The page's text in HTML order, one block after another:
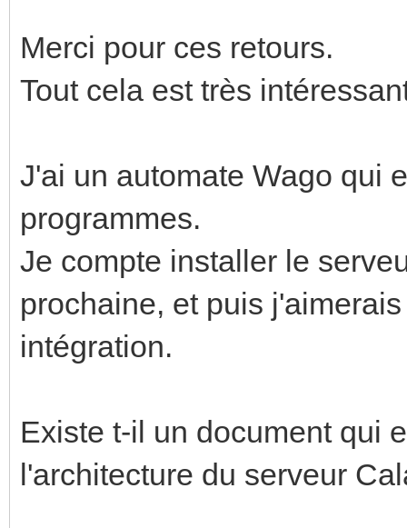
Merci pour ces retours.
Tout cela est très
J'ai un automate Wago qui
programmes.
Je compte installer le
prochaine, et puis
intégration.
Existe t-il un document qui
l'architecture du serveur